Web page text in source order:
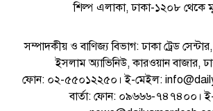
শিল্প এলাকা, ঢাকা-১২০৮ থেকে
সম্পাদকীয় ও বাণিজ্য বিভাগ: ঢাকা ট্রেড
ইসলাম অ্যাভিনিউ, কারওয়ান বাজার,
ফোন: ০২-৫৫০১২২৫০। ই-মেইল:
বার্তা: ফোন: ০৯৬৬৬-৭৪৭৪০০।